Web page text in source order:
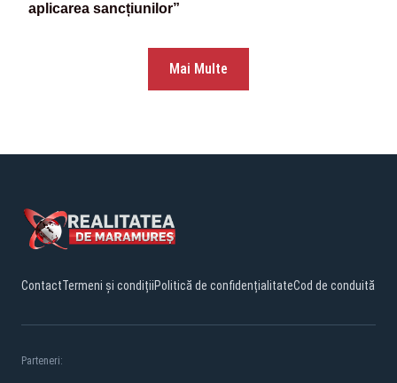
aplicarea sancțiunilor”
Mai Multe
ContactTermeni și condițiiPolitică de confidențialitateCod de conduită
Parteneri: